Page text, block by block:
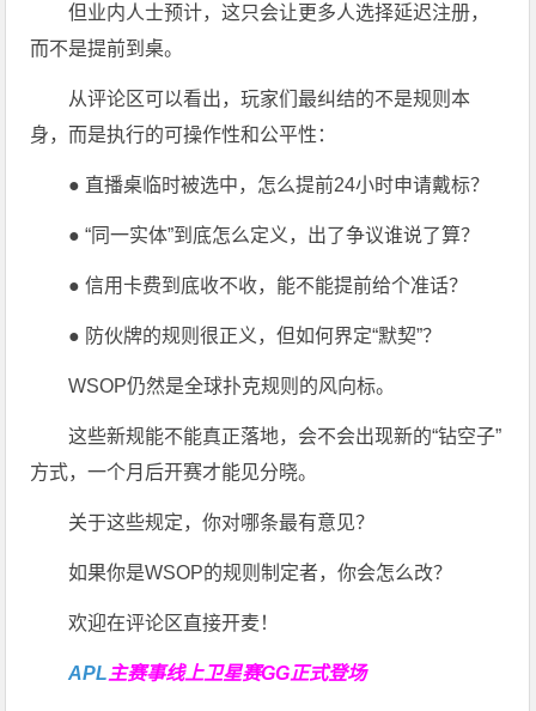
但业内人士预计，这只会让更多人选择延迟注册，
而不是提前到桌。
从评论区可以看出，玩家们最纠结的不是规则本
身，而是执行的可操作性和公平性：
● 直播桌临时被选中，怎么提前24小时申请戴标？
● “同一实体”到底怎么定义，出了争议谁说了算？
● 信用卡费到底收不收，能不能提前给个准话？
● 防伙牌的规则很正义，但如何界定“默契”？
WSOP仍然是全球扑克规则的风向标。
这些新规能不能真正落地，会不会出现新的“钻空子”
方式，一个月后开赛才能见分晓。
关于这些规定，你对哪条最有意见？
如果你是WSOP的规则制定者，你会怎么改？
欢迎在评论区直接开麦！
APL 主赛事线上卫星赛GG正式登场